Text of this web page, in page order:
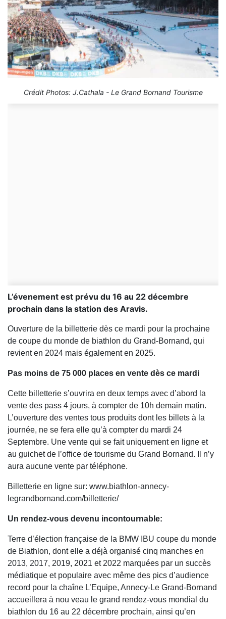
Crédit Photos: J.Cathala - Le Grand Bornand Tourisme
L’évenement est prévu du 16 au 22 décembre
prochain dans la station des Aravis.
Ouverture de la billetterie dès ce mardi pour la prochaine
de coupe du monde de biathlon du Grand-Bornand, qui
revient en 2024 mais également en 2025.
Pas moins de 75 000 places en vente dès ce mardi
Cette billetterie s’ouvrira en deux temps avec d’abord la
vente des pass 4 jours, à compter de 10h demain matin.
L’ouverture des ventes tous produits dont les billets à la
journée, ne se fera elle qu’à compter du mardi 24
Septembre. Une vente qui se fait uniquement en ligne et
au guichet de l’office de tourisme du Grand Bornand. Il n’y
aura aucune vente par téléphone.
Billetterie en ligne sur: www.biathlon-annecy-
legrandbornand.com/billetterie/
Un rendez-vous devenu incontournable:
Terre d’élection française de la BMW IBU coupe du monde
de Biathlon, dont elle a déjà organisé cinq manches en
2013, 2017, 2019, 2021 et 2022 marquées par un succès
médiatique et populaire avec même des pics d’audience
record pour la chaîne L’Equipe, Annecy-Le Grand-Bornand
accueillera à nou veau le grand rendez-vous mondial du
biathlon du 16 au 22 décembre prochain, ainsi qu’en